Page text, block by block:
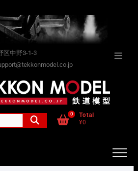
区中野3-1-3
索
0
Total
¥0